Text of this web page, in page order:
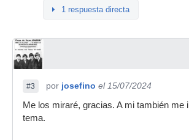
1 respuesta directa
#3 por josefino el 15/07/2024
Me los miraré, gracias. A mi también me
tema.